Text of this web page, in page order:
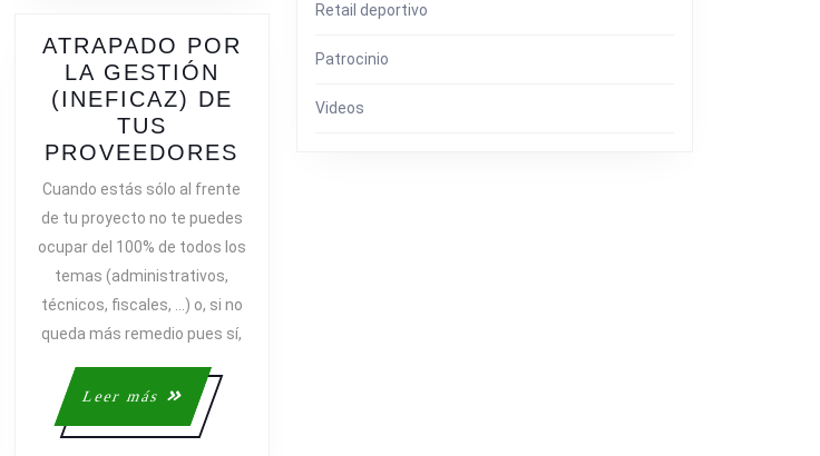
ATRAPADO POR
LA GESTIÓN
(INEFICAZ) DE
TUS
PROVEEDORES
GESTIÓN
(INEFICAZ)
TUS
PROVEEDORES
Cuando estás sólo al frente
de tu proyecto no te puedes
ocupar del 100% de todos los
temas (administrativos,
técnicos, fiscales, …) o, si no
queda más remedio pues sí,
Leer más
Leer
más
Retail deportivo
Patrocinio
Videos